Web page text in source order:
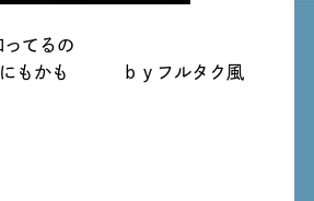
てるの
にもかも ｂｙフルタク風